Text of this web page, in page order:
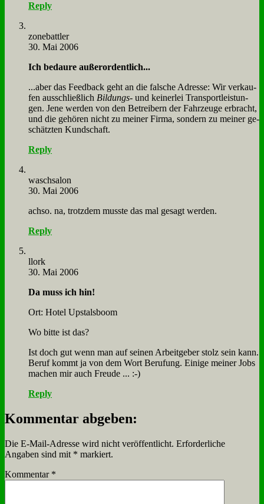
Reply
zone­batt­ler
30. Mai 2006
Ich be­dau­re au­ßer­or­dent­lich...
...aber das Feed­back geht an die fal­sche Adres­se: Wir ver­kau­
fen aus­schließ­lich Bil­dungs- und kei­ner­lei Trans­port­lei­stun­
gen. Je­ne wer­den von den Be­trei­bern der Fahr­zeu­ge er­bracht,
und die ge­hö­ren nicht zu mei­ner Fir­ma, son­dern zu mei­ner ge­
schätz­ten Kund­schaft.
Reply
wasch­sa­lon
30. Mai 2006
ach­so. na, trotz­dem muss­te das mal ge­sagt wer­den.
Reply
llork
30. Mai 2006
Da muss ich hin!
Ort: Ho­tel Ups­tals­boom
Wo bit­te ist das?
Ist doch gut wenn man auf sei­nen Ar­beit­ge­ber stolz sein kann.
Be­ruf kommt ja von dem Wort Be­ru­fung. Ei­ni­ge mei­ner Jobs
ma­chen mir auch Freu­de ... :-)
Reply
Kommentar abgeben:
Die E-Mail-Adresse wird nicht veröffentlicht. Erforderliche
Angaben sind mit * markiert.
Kommentar *